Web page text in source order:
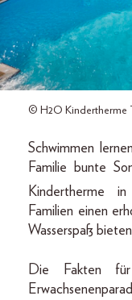
© H2O Kindertherme
Schwimmen
Familie bunte
Kindertherme
Familien einen
Wasserspaß
Die Fakten